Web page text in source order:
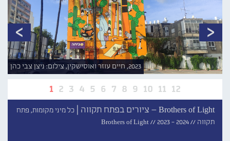
1 2 3 4 5 6 7 8 9 10 11 12
2023, חיים עוזר ואוסישקין, צילום: ניצן צבי כהן
Brothers of Light – ציורים בפתח תקווה |
כל מיני מקומות, פתח
תקווה //
Brothers of Light // 2023 - 2024